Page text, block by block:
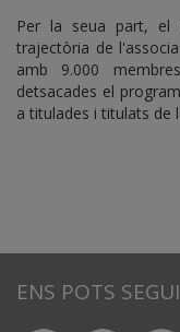
Per la seua part, el
trajectòria de
amb 9.000
detsacades el
a titulades i titulats de
ENS POTS